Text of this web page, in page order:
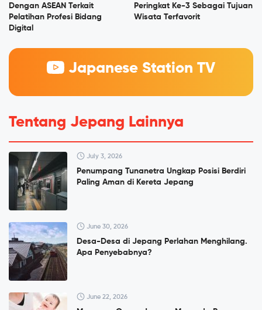
Dengan ASEAN Terkait
Pelatihan Profesi Bidang
Digital
Peringkat Ke-3 Sebagai Tujuan
Wisata Terfavorit
Japanese Station TV
Tentang Jepang Lainnya
July 3, 2026
Penumpang Tunanetra Ungkap Posisi Berdiri
Paling Aman di Kereta Jepang
June 30, 2026
Desa-Desa di Jepang Perlahan Menghilang.
Apa Penyebabnya?
June 22, 2026